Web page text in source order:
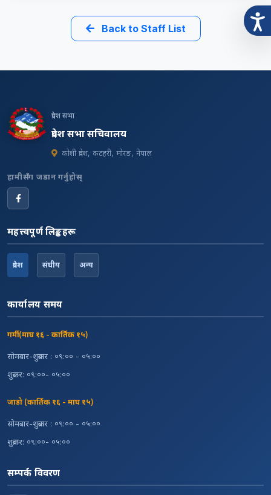
Back to Staff List
प्रदेश सभा
प्रदेश सभा सचिवालय
कोशी प्रदेश, कटहरी, मोरङ, नेपाल
हामीसँग जडान गर्नुहोस्
महत्त्वपूर्ण लिङ्कहरू
प्रदेश संघीय अन्य
कार्यालय समय
गर्मी (माघ १६ - कार्तिक १५)
सोमबार-शुक्रबार : ०९:०० - ०५:००
शुक्रबार: ०९:००- ०५:००
जाडो (कार्तिक १६ - माघ १५)
सोमबार-शुक्रबार : ०९:०० - ०५:००
शुक्रबार: ०९:००- ०५:००
सम्पर्क विवरण